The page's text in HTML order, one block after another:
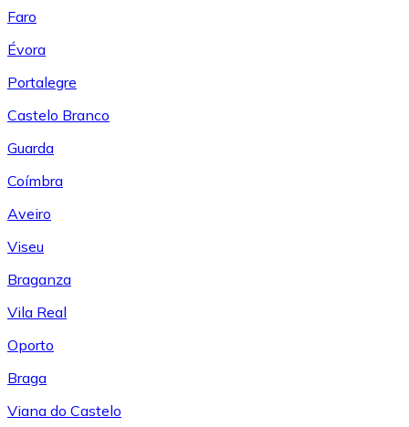
Faro
Évora
Portalegre
Castelo Branco
Guarda
Coímbra
Aveiro
Viseu
Braganza
Vila Real
Oporto
Braga
Viana do Castelo